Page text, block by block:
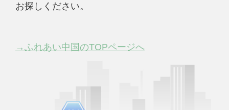
お探しください。
→ふれあい中国のTOPページへ